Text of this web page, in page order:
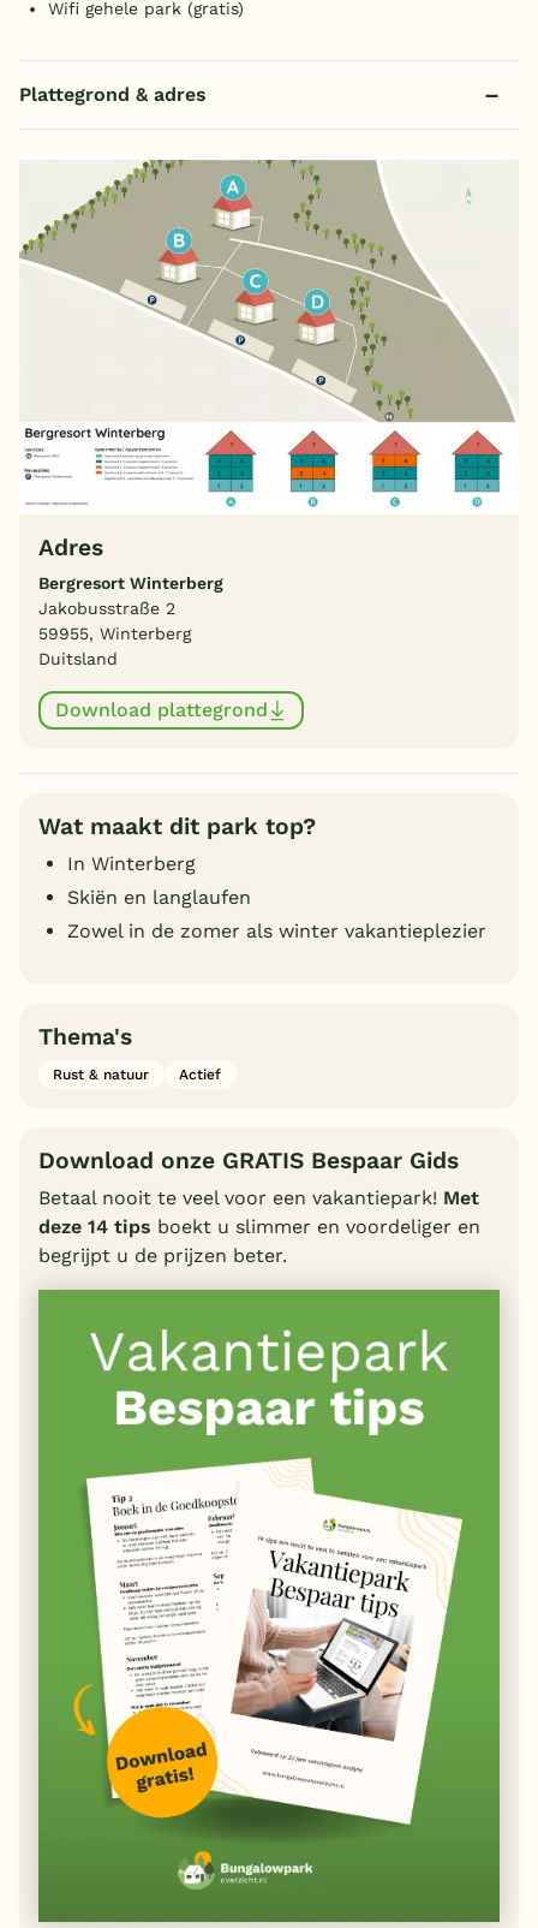
Wifi gehele park (gratis)
Plattegrond & adres
Adres
Bergresort Winterberg
Jakobusstraße 2
59955, Winterberg
Duitsland
Download plattegrond
Wat maakt dit park top?
In Winterberg
Skiën en langlaufen
Zowel in de zomer als winter vakantieplezier
Thema's
Rust & natuur Actief
Download onze GRATIS Bespaar Gids
Betaal nooit te veel voor een vakantiepark! Met
deze 14 tips boekt u slimmer en voordeliger en
begrijpt u de prijzen beter.